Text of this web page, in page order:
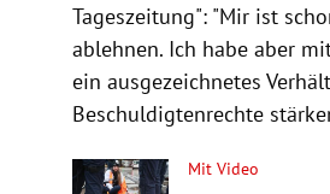
Tageszeitung": "Mir ist
ablehnen. Ich habe aber
ein ausgezeichnetes
Beschuldigtenrechte
Mit Video